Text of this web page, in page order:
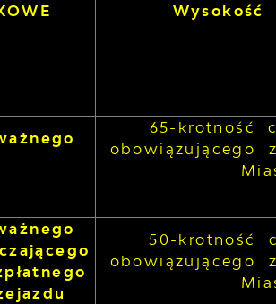
65-krotność
obowiązującego
50-krotność
obowiązującego